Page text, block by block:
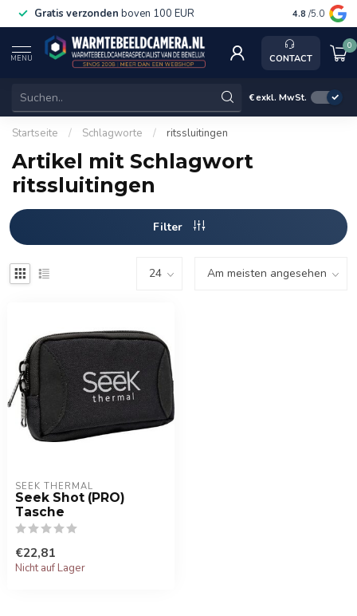
Gratis verzonden boven 100 EUR Service,
4.8 /5.0
MENU CONTACT
0
€exkl. MwSt.
Startseite / Schlagworte / ritssluitingen
Artikel mit Schlagwort
ritssluitingen
Filter
SEEK THERMAL
Seek Shot (PRO)
Tasche
€22,81
Nicht auf Lager